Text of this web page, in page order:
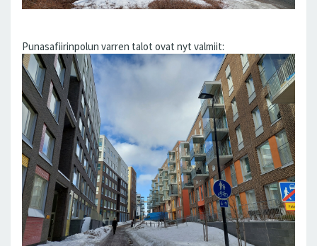
Punasafiirinpolun varren talot ovat nyt valmiit: